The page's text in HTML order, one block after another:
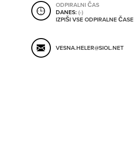
SO ODPRTA V
ODPIRALNI ČAS
DANES:(-)
IZPIŠI VSE ODPIRALNE ČASE
VESNA.HELER@SIOL.NET